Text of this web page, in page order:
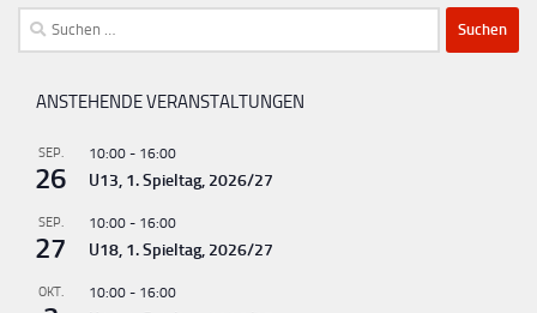
t
a
l
u
n
g
-
N
Suchen
nach:
ANSTEHENDE VERANSTALTUNGEN
SEP.
26
10:00 - 16:00
U13, 1. Spieltag, 2026/27
SEP.
27
10:00 - 16:00
U18, 1. Spieltag, 2026/27
OKT. 10:00 - 16:00